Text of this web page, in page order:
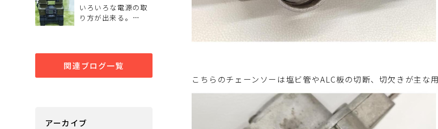
いろいろな電源の取
り方が出来る。
関連ブログ一覧
アーカイブ
こちらのチェーンソーは塩ビ管やALC板の切断、切欠きが主な